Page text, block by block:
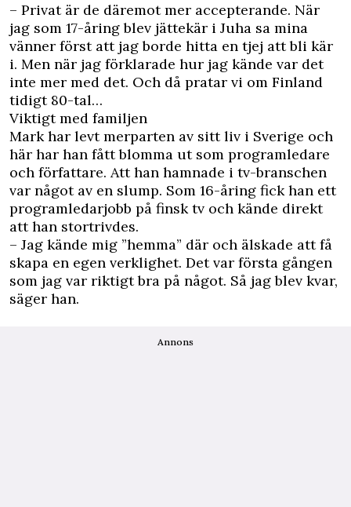
– Privat är de däremot mer accepterande. När
jag som 17-åring blev jättekär i Juha sa mina
vänner först att jag borde hitta en tjej att bli kär
i. Men när jag förklarade hur jag kände var det
inte mer med det. Och då pratar vi om Finland
tidigt 80-tal…
Viktigt med familjen
Mark har levt merparten av sitt liv i Sverige och
här har han fått blomma ut som programledare
och författare. Att han hamnade i tv-branschen
var något av en slump. Som 16-åring fick han ett
programledarjobb på finsk tv och kände direkt
att han stortrivdes.
– Jag kände mig ”hemma” där och älskade att få
skapa en egen verklighet. Det var första gången
som jag var riktigt bra på något. Så jag blev kvar,
säger han.
Annons